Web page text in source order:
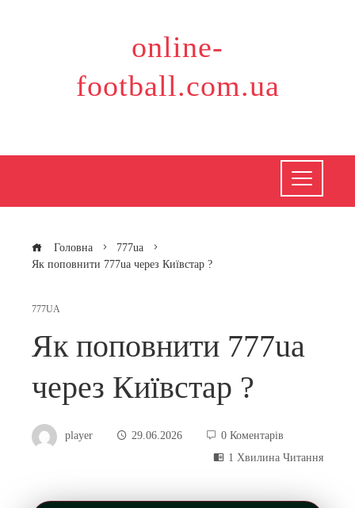
online-
football.com.ua
Головна
777ua
Як поповнити 777ua через Київстар ?
777UA
Як поповнити 777ua
через Київстар ?
player 29.06.2026
0 Коментарів
1 Хвилина Читання